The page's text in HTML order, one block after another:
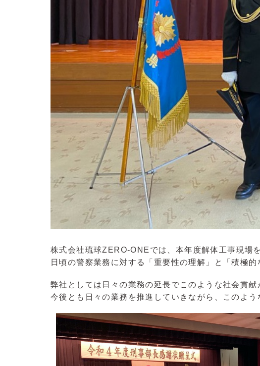
株式会社琉球ZERO-ONEでは、本年度解体工事現場
日頃の警察業務に対する「重要性の理解」と「積極
弊社としては日々の業務の延長でこのような社会貢献
今後とも日々の業務を推進していきながら、このよ